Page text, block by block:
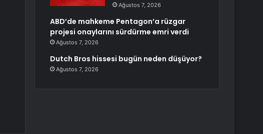
Ağustos 7, 2026
ABD’de mahkeme Pentagon’a rüzgar
projesi onaylarını sürdürme emri verdi
Ağustos 7, 2026
Dutch Bros hissesi bugün neden düşüyor?
Ağustos 7, 2026